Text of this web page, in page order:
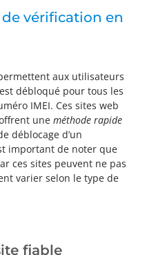
vérification en
aux utilisateurs
débloqué pour tous les
IMEI. Ces sites web
une méthode rapide
déblocage d’un
important de noter que
ces sites peuvent ne pas
varier selon le type de
fiable